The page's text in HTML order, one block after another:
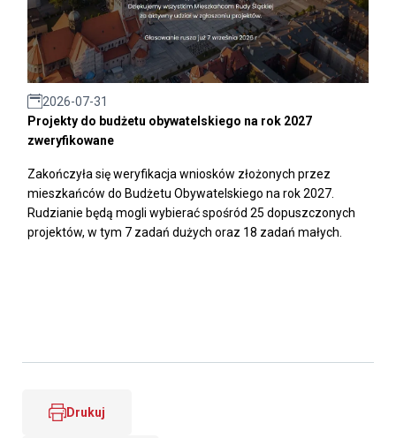
2026-07-31
Projekty do budżetu obywatelskiego na rok 2027
zweryfikowane
Zakończyła się weryfikacja wniosków złożonych przez
mieszkańców do Budżetu Obywatelskiego na rok 2027.
Rudzianie będą mogli wybierać spośród 25 dopuszczonych
projektów, w tym 7 zadań dużych oraz 18 zadań małych.
Drukuj